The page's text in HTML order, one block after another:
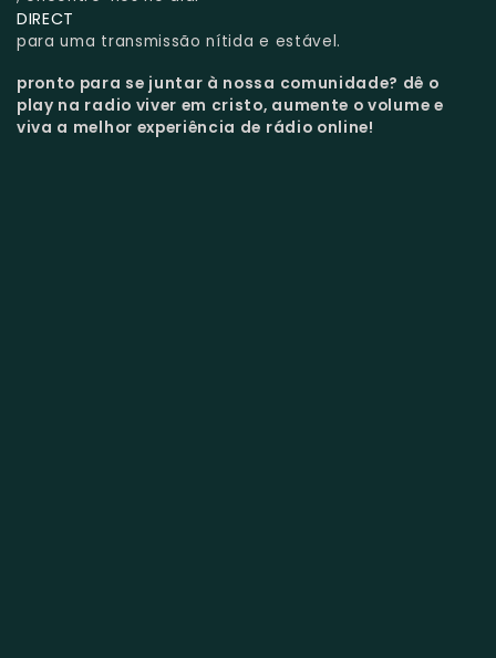
DIRECT
para uma transmissão nítida e estável.
pronto para se juntar à nossa comunidade? dê o
play na radio viver em cristo, aumente o volume e
viva a melhor experiência de rádio online!